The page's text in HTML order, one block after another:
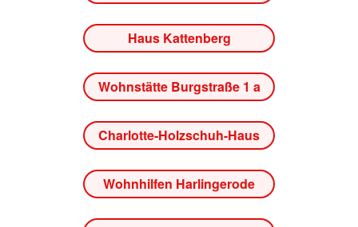
Haus Kattenberg
Wohnstätte Burgstraße 1 a
Charlotte-Holzschuh-Haus
Wohnhilfen Harlingerode